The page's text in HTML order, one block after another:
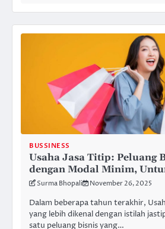
BUSSINESS
Usaha Jasa Titip: Peluang
dengan Modal Minim,
Surma Bhopali November 26, 2025
Dalam beberapa tahun terakhir,
yang lebih dikenal dengan istilah
satu peluang bisnis yang…